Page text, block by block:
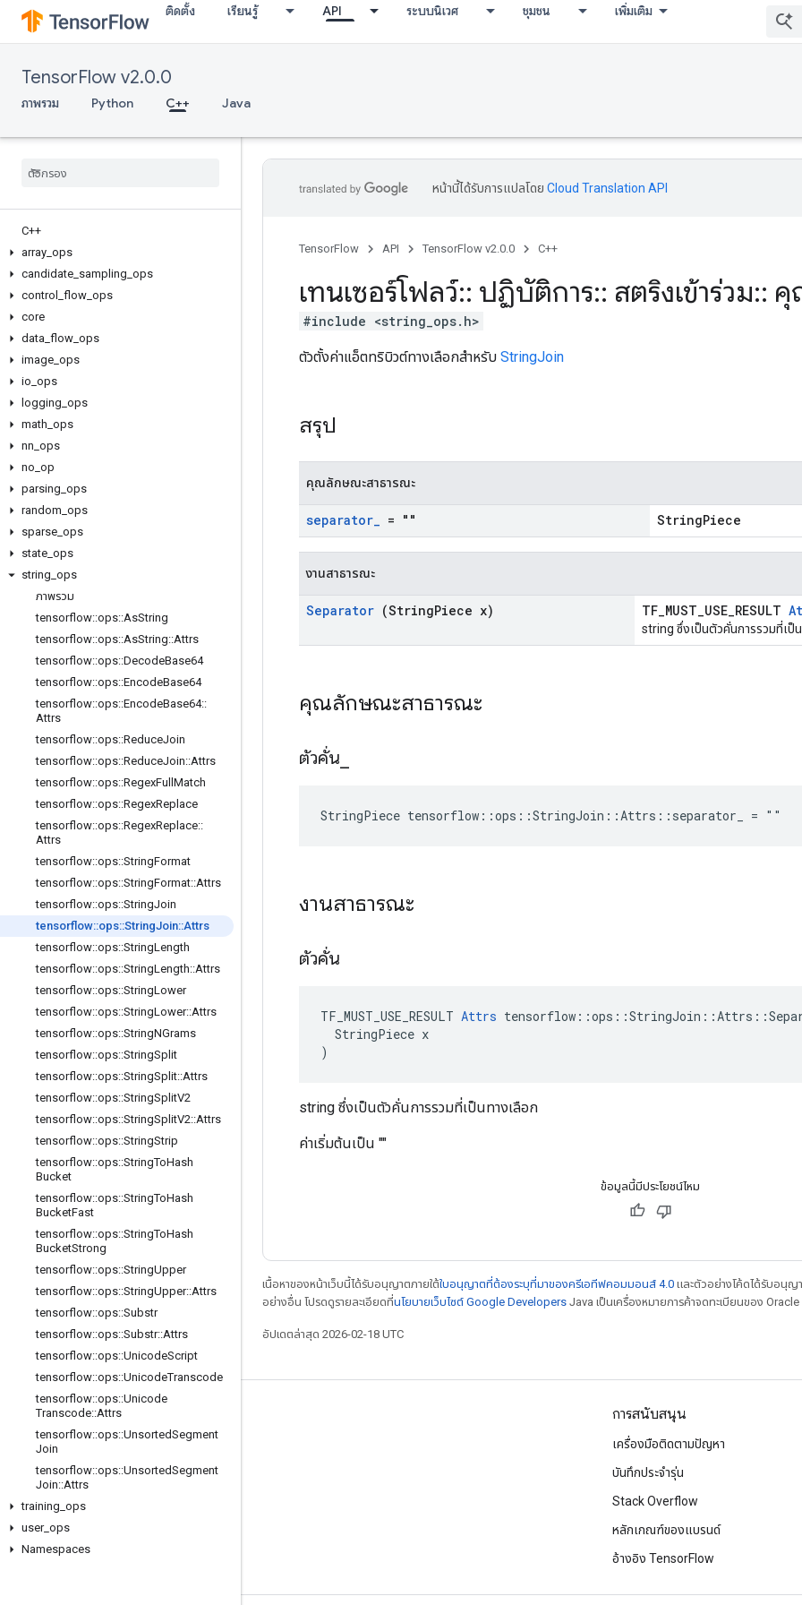
ติดตั้ง เรียนรู้ API ระบบนิเวศ ชุมชน เพิ่มเติม
TensorFlow v2.0.0
ภาพรวม Python C++ Java
C++
array ops
candidate sampling ops
control
flow ops
core
data flow ops
image ops
io ops
logging ops
math ops
nn ops
no op
parsing ops
random ops
sparse ops
state ops
string ops
ภาพรวม
tensorflow::ops::AsString
tensorflow::ops::AsString::Attrs
tensorflow::ops::DecodeBase64
tensorflow::ops::EncodeBase64
tensorflow::ops::EncodeBase64::
Attrs
tensorflow::ops::ReduceJoin
tensorflow::ops::ReduceJoin::Attrs
tensorflow::ops::RegexFull Match
tensorflow::ops::RegexReplace
tensorflow::ops::RegexReplace::
Attrs
tensorflow::ops::StringFormat
tensorflow::ops::StringFormat::Attrs
tensorflow::ops::StringJoin
tensorflow::ops::StringJoin::Attrs
tensorflow::ops::StringLength
tensorflow::ops::StringLength::Attrs
tensorflow::ops::StringLower
tensorflow::ops::StringLower::Attrs
tensorflow::ops::StringNGrams
tensorflow::ops::StringSplit
tensorflow::ops::StringSplit::Attrs
tensorflow::ops::StringSplitV2
tensorflow::ops::StringSplitV2::Attrs
tensorflow::ops::StringStrip
tensorflow::ops::StringToHash
Bucket
tensorflow::ops::StringToHash
BucketFast
tensorflow::ops::StringToHash
BucketStrong
tensorflow::ops::StringUpper
tensorflow::ops::StringUpper::Attrs
tensorflow::ops::Substr
tensorflow::ops::Substr::Attrs
tensorflow::ops::UnicodeScript
tensorflow::ops::UnicodeTranscode
tensorflow::ops::Unicode
Transcode::Attrs
tensorflow::ops::UnsortedSegment
Join
tensorflow::ops::UnsortedSegment
Join::Attrs
training ops
user_ ops
Namespaces
หน้านี้ได้รับการแปลโดย Cloud Translation API
TensorFlow API TensorFlow v2.0.0 C++
เทนเซอร์โฟลว์:: ปฏิบัติการ:: สตริงเข้าร่วม:: คุ
#include <string_ops.h>
ตัวตั้งค่าแอ็ตทริบิวต์ทางเลือกสำหรับ StringJoin
สรุป
คุณลักษณะสาธารณะ
separator_ = "" StringPiece
งานสาธารณะ
Separator (StringPiece x) TF_MUST_USE_RESULT
string ซึ่งเป็นตัวคั่นการรวมที่เป็
คุณลักษณะสาธารณะ
ตัวคั่น
StringPiece tensorflow::ops::StringJoin::Attrs::separator_ = ""
งานสาธารณะ
ตัวคั่น
TF_MUST_USE_RESULT Attrs
  StringPiece x
)
string ซึ่งเป็นตัวคั่นการรวมที่เป็นทางเลือก
ค่าเริ่มต้นเป็น ""
ข้อมูลนี้มีประโยชน์ไหม
เนื้อหาของหน้าเว็บนี้ได้รับอนุญาตภายใต้ใบอนุญาตที่ต้องระบุที่มาของครีเอทีฟคอมมอนส์ 4.0 และตัวอย่างโค้ดได้รับอนุญ
อย่างอื่น โปรดดูรายละเอียดที่นโยบายเว็บไซต์ Google Developers Java เป็นเครื่องหมายการค้าจดทะเบียนของ
อัปเดตล่าสุด 2026-02-18 UTC
เชื่อมต่อเสมอ
บล็อก
ฟอรัม
GitHub
Twitter
YouTube
การสนับสนุน
เครื่องมือติดตามปัญหา
บันทึกประจำรุ่น
Stack Overflow
หลักเกณฑ์ของแบรนด์
อ้างอิง TensorFlow